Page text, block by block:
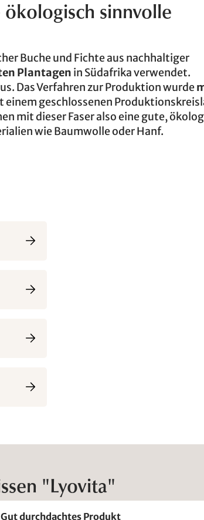
sinnvolle
Buche und Fichte aus nachhaltiger
Plantagen in Südafrika verwendet.
Das Verfahren zur Produktion wurde
einem geschlossenen
mit dieser Faser also eine gute,
wie Baumwolle oder Hanf.
"Lyovita"
Gut durchdachtes Produkt